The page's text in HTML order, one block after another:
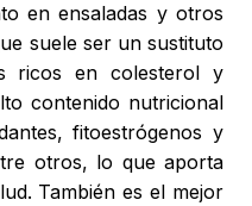
en ensaladas y otros
suele ser un sustituto
ricos en colesterol y
contenido nutricional
fitoestrógenos y
otros, lo que aporta
También es el mejor